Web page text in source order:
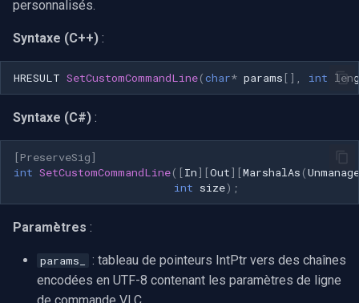
personnalisés.
Syntaxe (C++) :
HRESULT SetCustomCommandLine(char* params [], int
Syntaxe (C#) :
[PreserveSig]
int SetCustomCommandLine([In][Out][MarshalAs (
int size);
Paramètres :
params_
: tableau de pointeurs IntPtr vers des chaînes
encodées en UTF-8 contenant les paramètres de ligne